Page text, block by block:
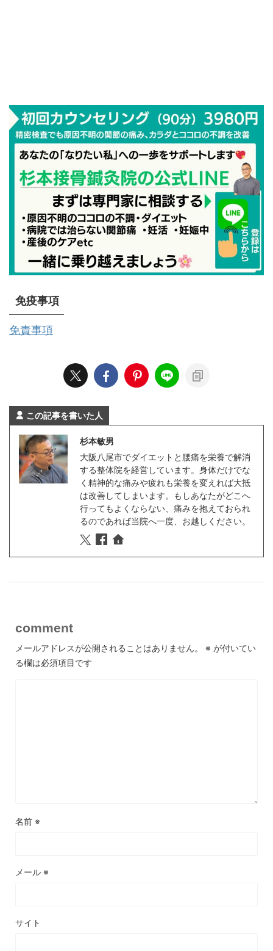
免疫事項
免責事項
この記事を書いた人
杉本敏男
大阪八尾市でダイエットと腰痛を栄養で解消
する整体院を経営しています。身体だけでな
く精神的な痛みや疲れも栄養を変えれば大抵
は改善してしまいます。もしあなたがどこへ
行ってもよくならない、痛みを抱えておられ
るのであれば当院へ一度、お越しください。
comment
メールアドレスが公開されることはありません。 ※ が付いてい
る欄は必須項目です
名前 ※
メール ※
サイト